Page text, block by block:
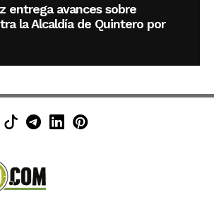
entrega avances sobre
la Alcaldía de Quintero por
en Facebook
en Instagram
en X (Twitter)
Minuto30 en TikTok
Canal de Minuto30 en
Minuto30 en LinkedIn
Minuto30 en